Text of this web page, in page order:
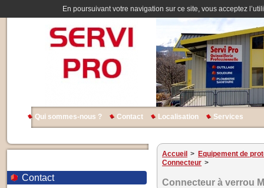
En poursuivant votre navigation sur ce site, vous acceptez
Qui sommes-nous ? Contact Localisation Services
Contact
Accueil > Equipement de
Connecteur >
Connecteur à verrou